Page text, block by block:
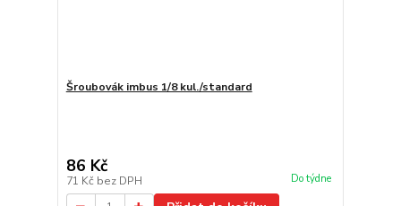
Šroubovák imbus 1/8 kul./standard
86 Kč
71 Kč bez DPH Do týdne